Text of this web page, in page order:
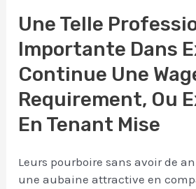
Une Telle
Importante Dans
Continue Une
Requirement, Ou
En Tenant Mise
Leurs pourboire sans avoir de
une aubaine attractive en